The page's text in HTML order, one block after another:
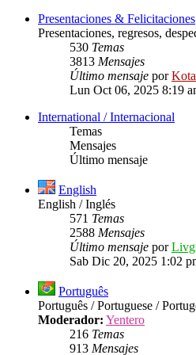
Presentaciones & Felicitaciones
Presentaciones, regresos,
530 Temas
3813 Mensajes
Último mensaje por
Lun Oct 06, 2025 8:19
International / Internacional
Temas
Mensajes
Último mensaje
English
English / Inglés
571 Temas
2588 Mensajes
Último mensaje por
Sab Dic 20, 2025 1:02
Português
Português / Portuguese /
Moderador: Yentero
216 Temas
913 Mensajes